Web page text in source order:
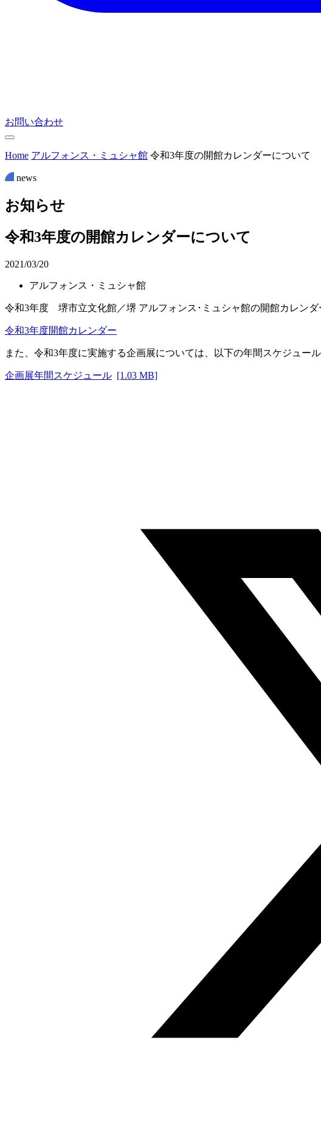
お問い合わせ
Home アルフォンス・ミュシャ館 令和3年度の開館カレンダーについて
news
お知らせ
令和3年度の開館カレンダーについて
2021/03/20
アルフォンス・ミュシャ館
令和3年度 堺市立文化館／堺 アルフォンス･ミュシャ館の開館カレンダ
令和3年度開館カレンダー
また、令和3年度に実施する企画展については、以下の年間スケジュー
企画展年間スケジュール [1.03 MB]